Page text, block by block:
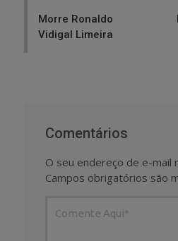
Morre Ronaldo
Vidigal Limeira
Comentários
O seu endereço de e-mail
Campos obrigatórios são